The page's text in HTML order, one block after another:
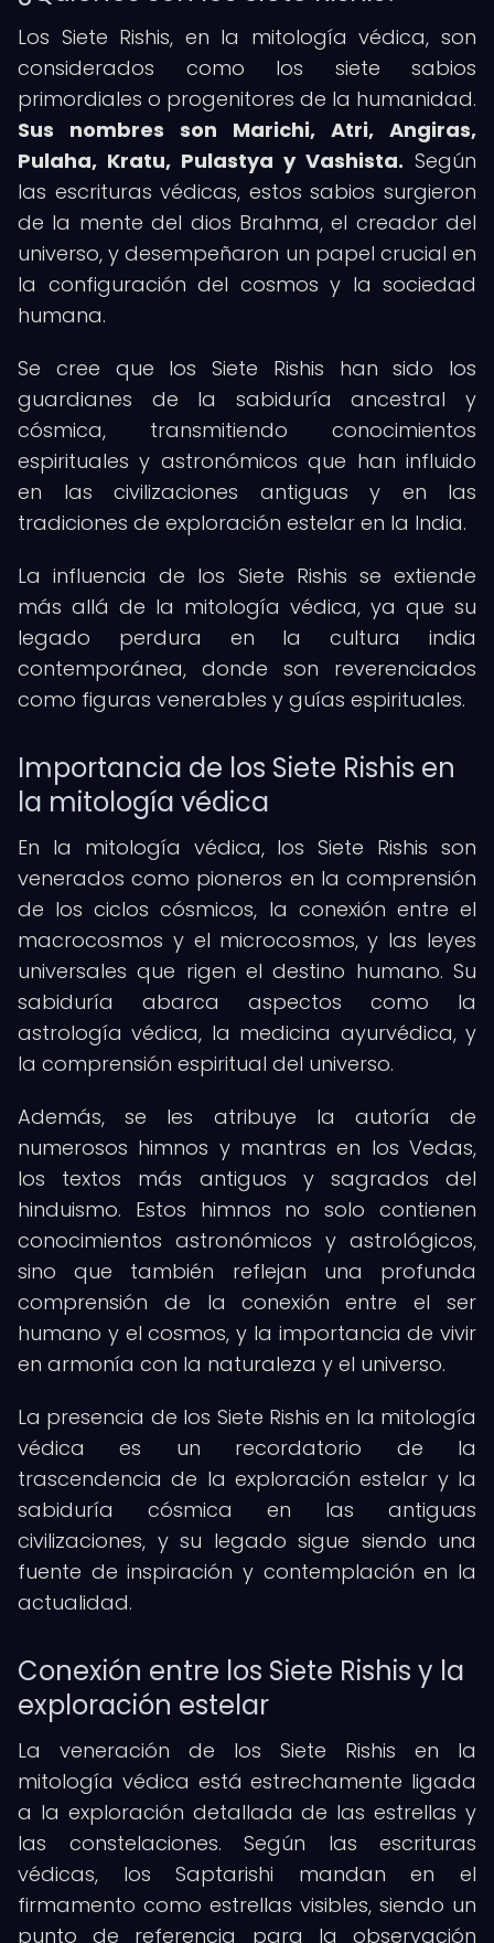
Los Siete Rishis, en la mitología védica, son
considerados como los siete sabios
primordiales o progenitores de la humanidad.
Sus nombres son Marichi, Atri, Angiras,
Pulaha, Kratu, Pulastya y Vashista. Según
las escrituras védicas, estos sabios surgieron
de la mente del dios Brahma, el creador del
universo, y desempeñaron un papel crucial en
la configuración del cosmos y la sociedad
humana.
Se cree que los Siete Rishis han sido los
guardianes de la sabiduría ancestral y
cósmica, transmitiendo conocimientos
espirituales y astronómicos que han influido
en las civilizaciones antiguas y en las
tradiciones de exploración estelar en la India.
La influencia de los Siete Rishis se extiende
más allá de la mitología védica, ya que su
legado perdura en la cultura india
contemporánea, donde son reverenciados
como figuras venerables y guías espirituales.
Importancia de los Siete Rishis en
la mitología védica
En la mitología védica, los Siete Rishis son
venerados como pioneros en la comprensión
de los ciclos cósmicos, la conexión entre el
macrocosmos y el microcosmos, y las leyes
universales que rigen el destino humano. Su
sabiduría abarca aspectos como la
astrología védica, la medicina ayurvédica, y
la comprensión espiritual del universo.
Además, se les atribuye la autoría de
numerosos himnos y mantras en los Vedas,
los textos más antiguos y sagrados del
hinduismo. Estos himnos no solo contienen
conocimientos astronómicos y astrológicos,
sino que también reflejan una profunda
comprensión de la conexión entre el ser
humano y el cosmos, y la importancia de vivir
en armonía con la naturaleza y el universo.
La presencia de los Siete Rishis en la mitología
védica es un recordatorio de la
trascendencia de la exploración estelar y la
sabiduría cósmica en las antiguas
civilizaciones, y su legado sigue siendo una
fuente de inspiración y contemplación en la
actualidad.
Conexión entre los Siete Rishis y la
exploración estelar
La veneración de los Siete Rishis en la
mitología védica está estrechamente ligada
a la exploración detallada de las estrellas y
las constelaciones. Según las escrituras
védicas, los Saptarishi mandan en el
firmamento como estrellas visibles, siendo un
punto de referencia para la observación